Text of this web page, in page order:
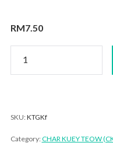
RM7.50
Teow
Kungfu
SKU: KTGKf
Category: CHAR KUEY TEOW